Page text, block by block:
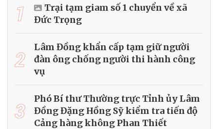
1
Trại tạm giam số 1 chuyển về xã
Đức Trọng
2
Lâm Đồng khẩn cấp tạm giữ người
đàn ông chống người thi hành công
vụ
3
Phó Bí thư Thường trực Tỉnh ủy Lâm
Đồng Đặng Hồng Sỹ kiểm tra tiến độ
Cảng hàng không Phan Thiết